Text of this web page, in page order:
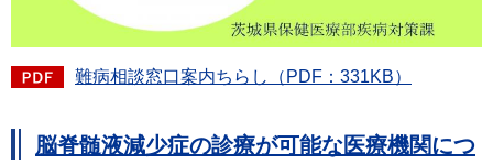
難病相談窓口案内ちらし（PDF：331KB）
脳脊髄液減少症の診療が可能な医療機関につ